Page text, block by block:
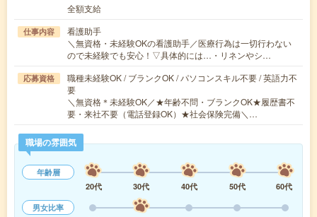
全額支給
仕事内容
看護助手
＼無資格・未経験OKの看護助手／医療行為は一切行わない
ので未経験でも安心！▽具体的には…・リネンやシ…
応募資格
職種未経験OK / ブランクOK / パソコンスキル不要 / 英語力不
要
＼無資格＊未経験OK／★年齢不問・ブランクOK★履歴書不
要・来社不要（電話登録OK）★社会保険完備＼…
職場の雰囲気
年齢層
20代
30代 40代 50代
60代
男女比率